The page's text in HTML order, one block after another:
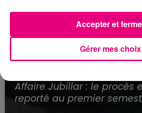
Affaire Jubillar : le procès
reporté au premier
Gérer mes choix
Accepter et